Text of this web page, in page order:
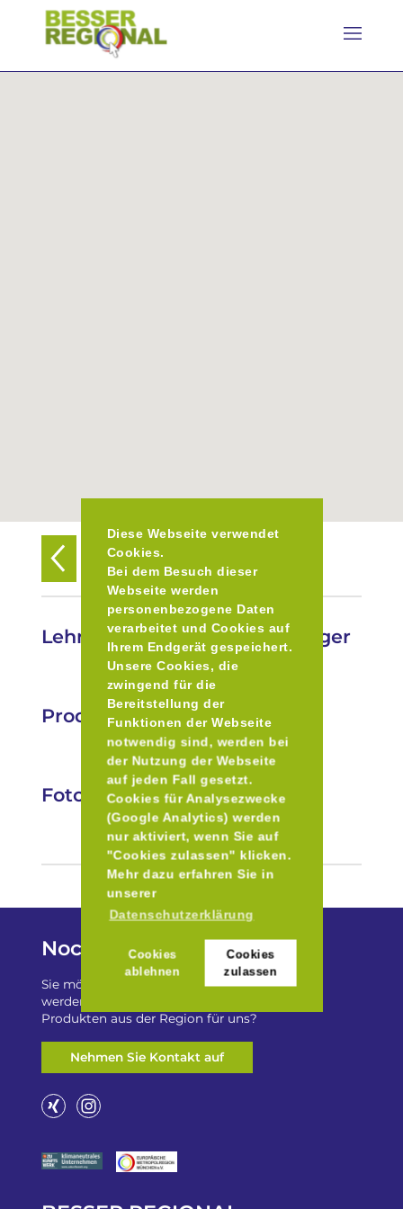
Diese Webseite verwendet
Cookies.
Bei dem Besuch dieser
Webseite werden
personenbezogene Daten
verarbeitet und Cookies auf
Ihrem Endgerät gespeichert.
Unsere Cookies, die
zwingend für die
Bereitstellung der
Funktionen der Webseite
notwendig sind, werden bei
der Nutzung der Webseite
auf jeden Fall gesetzt.
Cookies für Analysezwecke
(Google Analytics) werden
nur aktiviert, wenn Sie auf
"Cookies zulassen" klicken.
Mehr dazu erfahren Sie in
unserer
Datenschutzerklärung
Cookies
ablehnen
Cookies
zulassen
Zurück zur Übersicht
Lehneckerhof Fam. Hartsperger
Produkte
Fotos
Noch Fragen?
Sie möchten auf „Besser Regional“ gelistet
werden? Oder haben Sie einen Freizeittip zu
Produkten aus der Region für uns?
Nehmen Sie Kontakt auf